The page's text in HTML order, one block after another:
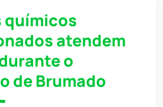
químicos
atendem
o
de Brumado